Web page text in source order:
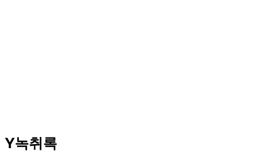
Y녹취록